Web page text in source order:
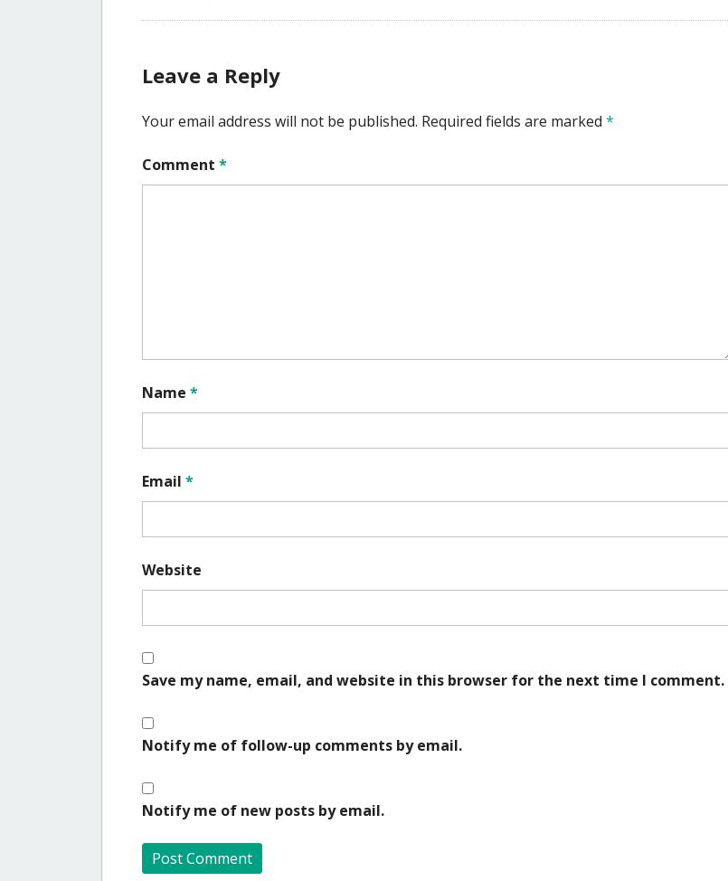
Leave a Reply
Your email address will not be published. Required fields are marked *
Comment *
Name *
Email *
Website
Save my name, email, and website in this browser for the next time I comment.
Notify me of follow-up comments by email.
Notify me of new posts by email.